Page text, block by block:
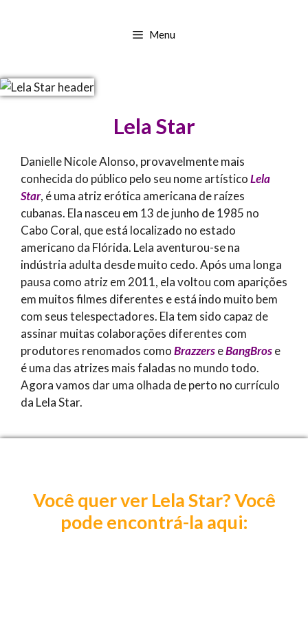
Menu
Lela Star
Danielle Nicole Alonso, provavelmente mais
conhecida do público pelo seu nome artísticoLela
Star, é uma atriz erótica americana de raízes
cubanas. Ela nasceu em 13 de junho de 1985 no
Cabo Coral, que está localizado no estado
americano da Flórida. Lela aventurou-se na
indústria adulta desde muito cedo. Após uma longa
pausa como atriz em 2011, ela voltou com aparições
em muitos filmes diferentes e está indo muito bem
com seus telespectadores. Ela tem sido capaz de
assinar muitas colaborações diferentes com
produtores renomados comoBrazzerseBangBrose
é uma das atrizes mais faladas no mundo todo.
Agora vamos dar uma olhada de perto no currículo
da Lela Star.
Você quer ver Lela Star? Você
pode encontrá-la aqui: